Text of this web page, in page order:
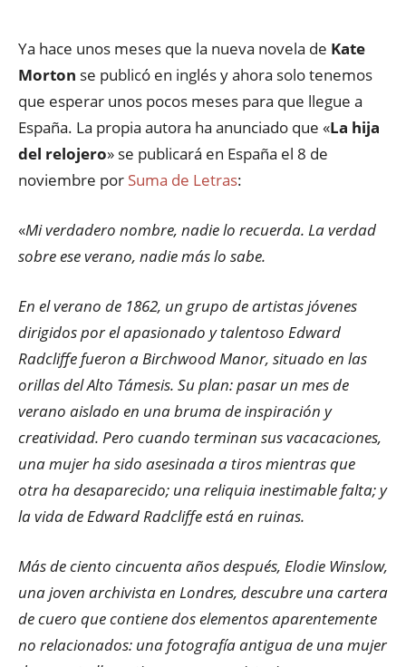
Ya hace unos meses que la nueva novela de Kate
Morton se publicó en inglés y ahora solo tenemos
que esperar unos pocos meses para que llegue a
España. La propia autora ha anunciado que «La hija
del relojero» se publicará en España el 8 de
noviembre por Suma de Letras:
«Mi verdadero nombre, nadie lo recuerda. La verdad
sobre ese verano, nadie más lo sabe.
En el verano de 1862, un grupo de artistas jóvenes
dirigidos por el apasionado y talentoso Edward
Radcliffe fueron a Birchwood Manor, situado en las
orillas del Alto Támesis. Su plan: pasar un mes de
verano aislado en una bruma de inspiración y
creatividad. Pero cuando terminan sus vacacaciones,
una mujer ha sido asesinada a tiros mientras que
otra ha desaparecido; una reliquia inestimable falta; y
la vida de Edward Radcliffe está en ruinas.
Más de ciento cincuenta años después, Elodie Winslow,
una joven archivista en Londres, descubre una cartera
de cuero que contiene dos elementos aparentemente
no relacionados: una fotografía antigua de una mujer